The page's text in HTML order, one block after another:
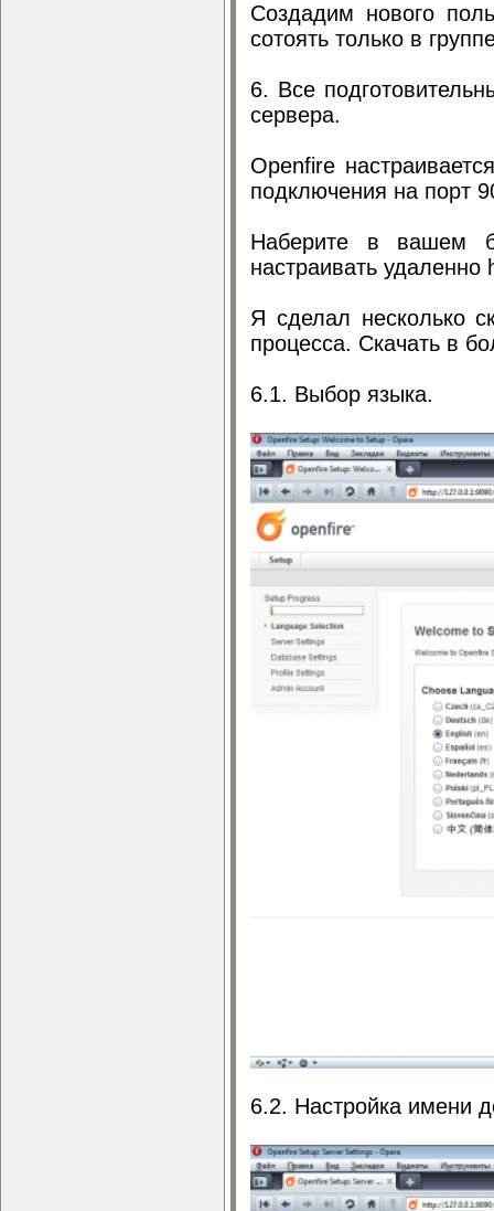
Создадим нового
сотоять только в
6. Все
сервера.
Openfire
подключения на порт
Наберите в вашем
настраивать
Я сделал несколько
процесса. Скачать в
6.1. Выбор языка.
6.2. Настройка имени